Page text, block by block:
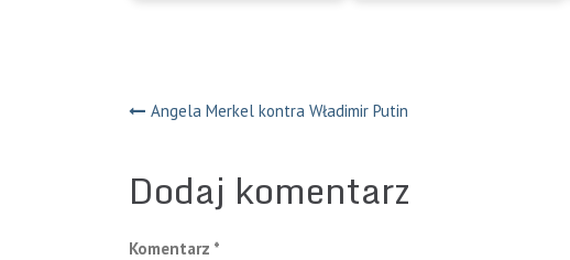
Nawigacja
wpisu
Angela Merkel kontra Władimir Putin
Dodaj komentarz
Komentarz *